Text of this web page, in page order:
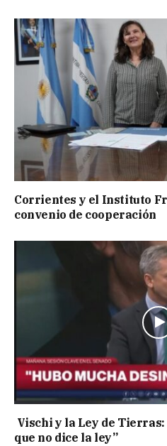
Corrientes y el Instituto
convenio de cooperación
Vischi y la Ley de Tierras:
que no dice la ley”